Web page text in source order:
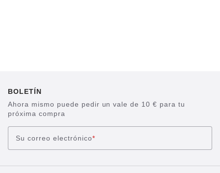
BOLETÍN
Ahora mismo puede pedir un vale de 10 € para tu
próxima compra
Su correo electrónico*